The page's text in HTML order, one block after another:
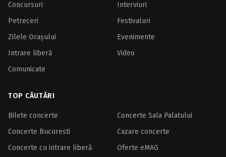
Concursuri
Interviuri
Petreceri
Festivaluri
Zilele Oraşului
Evenimente
Intrare liberă
Video
Comunicate
TOP CĂUTĂRI
Bilete concerte
Concerte Sala Palatului
Concerte Bucuresti
Cazare concerte
Concerte cu intrare liberă
Oferte eMAG